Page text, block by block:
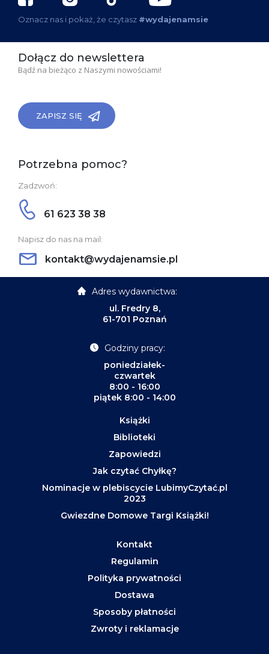
Oznacz nas i pokaż, że czytasz #wydajenamsie
Dołącz do newslettera
Bądź na bieżąco z Naszymi nowościami!
ZAPISZ SIĘ
Potrzebna pomoc?
Zadzwoń:
61 623 38 38
Napisz do nas na mail:
kontakt@wydajenamsie.pl
Adres wydawnictwa:
ul. Fredry 8,
61-701 Poznań
Godziny pracy:
poniedziałek-
czwartek
8:00 - 16:00
piątek 8:00 - 14:00
Książki
Biblioteki
Zapowiedzi
Jak czytać Chyłkę?
Nominacje w plebiscycie LubimyCzytać.pl
2023
Gwiezdne Domowe Targi Książki!
Kontakt
Regulamin
Polityka prywatności
Dostawa
Sposoby płatności
Zwroty i reklamacje